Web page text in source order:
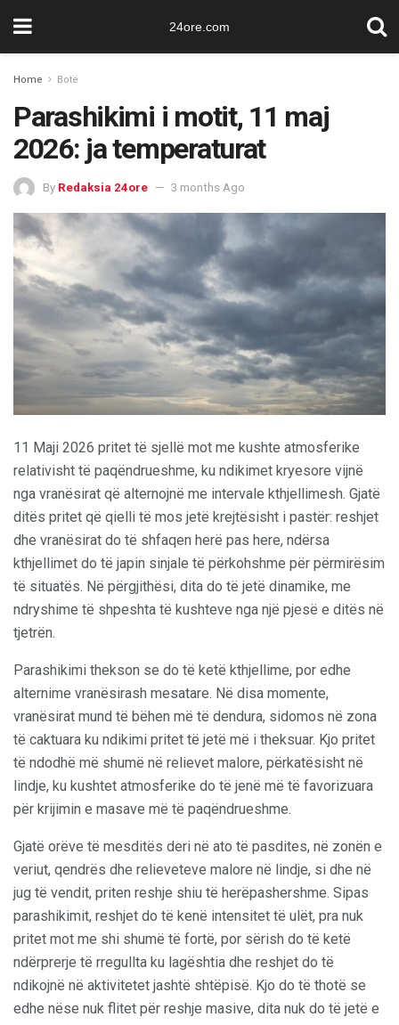
24ore.com
Home Botë
Parashikimi i motit, 11 maj
2026: ja temperaturat
By Redaksia 24ore 3 months Ago
11 Maji 2026 pritet të sjellë mot me kushte atmosferike
relativisht të paqëndrueshme, ku ndikimet kryesore vijnë
nga vranësirat që alternojnë me intervale kthjellimesh. Gjatë
ditës pritet që qielli të mos jetë krejtësisht i pastër: reshjet
dhe vranësirat do të shfaqen herë pas here, ndërsa
kthjellimet do të japin sinjale të përkohshme për përmirësim
të situatës. Në përgjithësi, dita do të jetë dinamike, me
ndryshime të shpeshta të kushteve nga një pjesë e ditës në
tjetrën.
Parashikimi thekson se do të ketë kthjellime, por edhe
alternime vranësirash mesatare. Në disa momente,
vranësirat mund të bëhen më të dendura, sidomos në zona
të caktuara ku ndikimi pritet të jetë më i theksuar. Kjo pritet
të ndodhë më shumë në relievet malore, përkatësisht në
lindje, ku kushtet atmosferike do të jenë më të favorizuara
për krijimin e masave më të paqëndrueshme.
Gjatë orëve të mesditës deri në ato të pasdites, në zonën e
veriut, qendrës dhe relieveteve malore në lindje, si dhe në
jug të vendit, priten reshje shiu të herëpashershme. Sipas
parashikimit, reshjet do të kenë intensitet të ulët, pra nuk
pritet mot me shi shumë të fortë, por sërish do të ketë
ndërprerje të rregullta ku lagështia dhe reshjet do të
ndikojnë në aktivitetet jashtë shtëpisë. Kjo do të thotë se
edhe nëse nuk flitet për reshje masive, dita nuk do të jetë e